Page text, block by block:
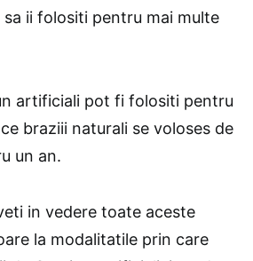
ii folositi pentru mai multe
artificiali pot fi folositi pentru
braziii naturali se voloses de
un an.
in vedere toate aceste
la modalitatile prin care